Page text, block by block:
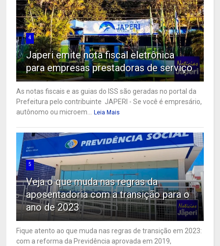
4
Japeri emite nota fiscal eletrônica
para empresas prestadoras de serviço
As notas fiscais e as guias do ISS são geradas no portal da
Prefeitura pelo contribuinte JAPERI - Se você é empresário,
autônomo ou microem...
Leia Mais
5
Veja o que muda nas regras da
aposentadoria com a transição para o
ano de 2023
Fique atento ao que muda nas regras de transição em 2023:
com a reforma da Previdência aprovada em 2019,